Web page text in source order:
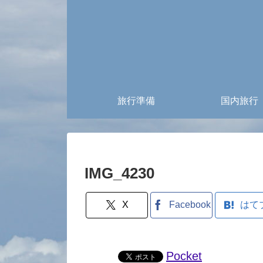
旅行準備 国内旅行
IMG_4230
X Facebook はて
Pocket